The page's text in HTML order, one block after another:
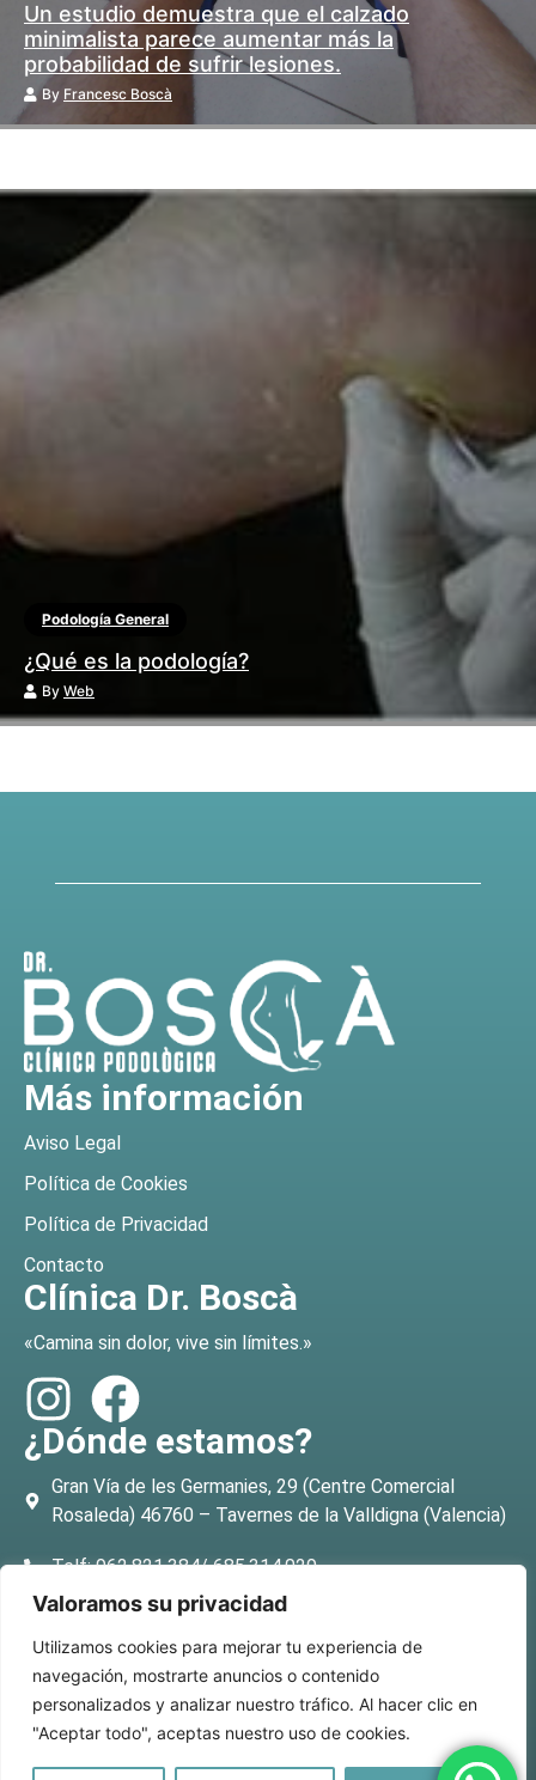
Valoramos su privacidad
Utilizamos cookies para mejorar tu experiencia de
navegación, mostrarte anuncios o contenido
personalizados y analizar nuestro tráfico. Al hacer clic en
"Aceptar todo", aceptas nuestro uso de cookies.
Un estudio demuestra que el calzado
minimalista parece aumentar más la
probabilidad de sufrir lesiones.
By Francesc Boscà
Podología General
¿Qué es la podología?
By Web
Más información
Aviso Legal
Política de Cookies
Política de Privacidad
Contacto
Clínica Dr. Boscà
«Camina sin dolor, vive sin límites.»
¿Dónde estamos?
Gran Vía de les Germanies, 29 (Centre Comercial
Rosaleda) 46760 – Tavernes de la Valldigna (Valencia)
Telf: 962.821.384/ 685.314.029
E-mail: info@clinicabosca.com
© Clínica Boscà todos los derechos reservados. Powered
byAudiovisual Media.